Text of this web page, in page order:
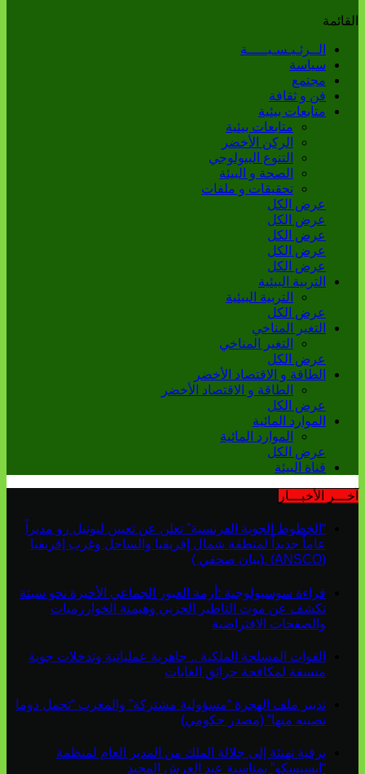
القائمة
الــرئـيـسـيـــــة
سياسة
مجتمع
فن و ثقافة
متابعات بيئية
متابعات بيئية
الركن الأخضر
التنوع البيولوجي
الصحة و البيئة
تحقيقات و ملفات
عرض الكل
عرض الكل
عرض الكل
عرض الكل
عرض الكل
التربية البيئية
التربية البيئية
عرض الكل
التغير المناخي
التغير المناخي
عرض الكل
الطاقة و الاقتصاد الأخضر
الطاقة و الاقتصاد الأخضر
عرض الكل
الموارد المائية
الموارد المائية
عرض الكل
قناة البيئة
آخـــر الأخبـــار
“الخطوط الجوية الفرنسية” تعلن عن تعيين ليونيل رو مديراً
عاماً جديداً لمنطقة شمال إفريقيا والساحل وغرب إفريقيا
(ANSCO) .(بيان صحفي )
قراءة سوسيولوجية :أزمة العبور الجماعي الأخيرة نحو سبتة
تكشف عن موت التاطير الحزبي وهيمنة الخوارزميات
والصفحات الافتراضية
القوات المسلحة الملكية .. جاهزية عملياتية وتدخلات جوية
منسقة لمكافحة حرائق الغابات
تدبير ملف الهجرة “مسؤولية مشتركة” والمغرب “تحمل دوما
نصيبه منها” (مصدر حكومي)
برقية تهنئة إلى جلالة الملك من المدير العام لمنظمة
“إيسيسكو” بمناسبة عيد العرش المجيد